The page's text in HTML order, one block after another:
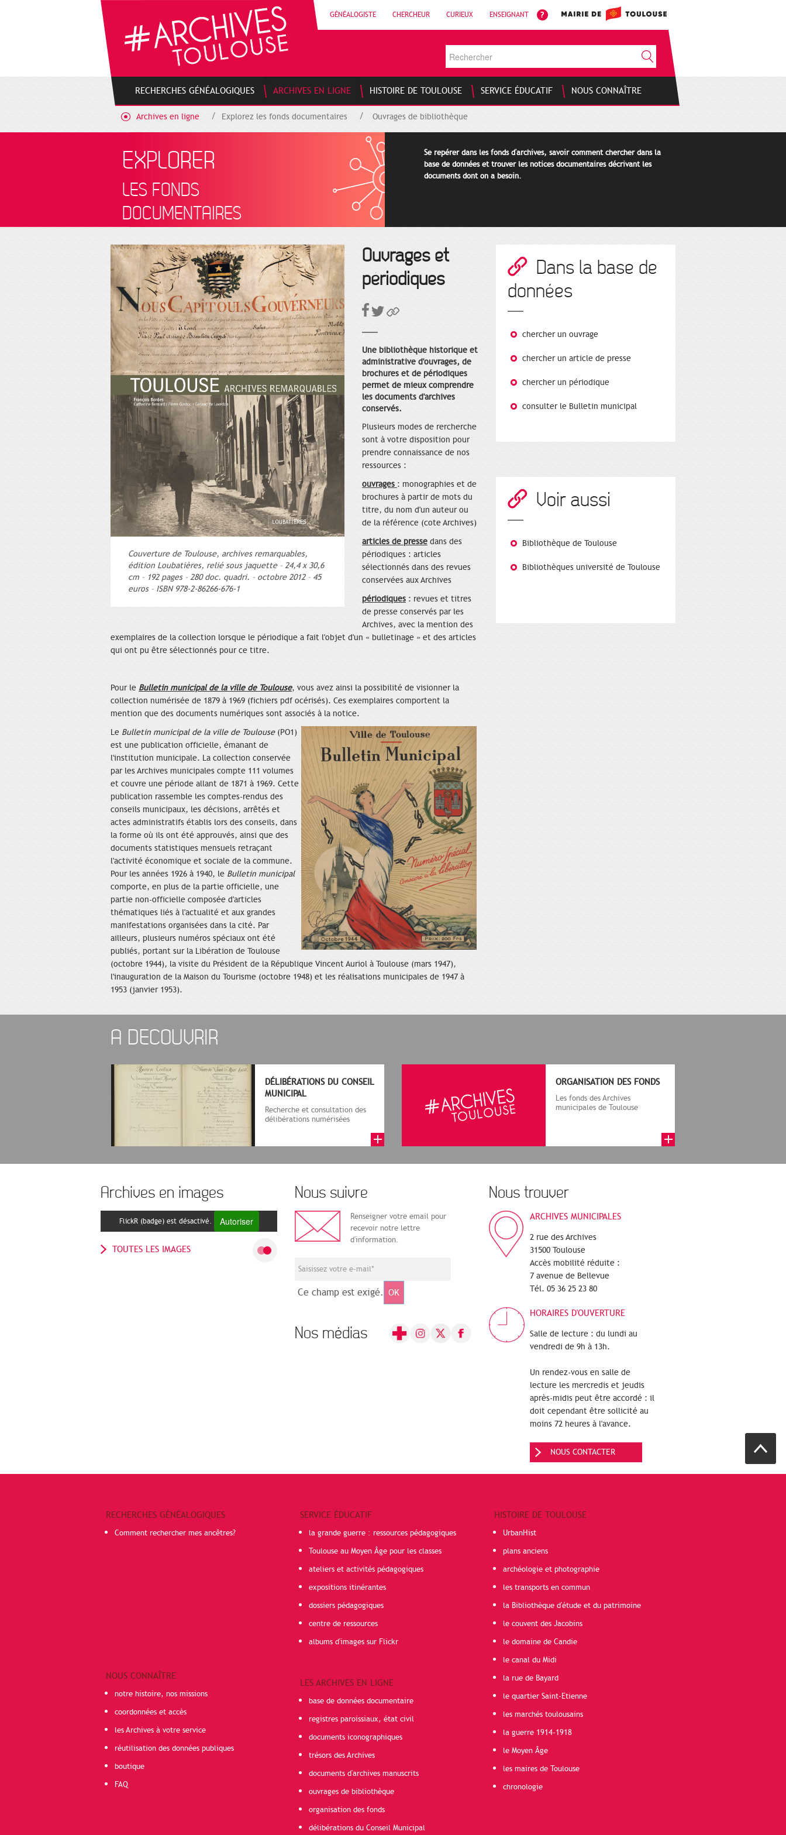
GÉNÉALOGISTE CHERCHEUR CURIEUX ENSEIGNANT
RECHERCHES GÉNÉALOGIQUES ARCHIVES EN LIGNE HISTOIRE DE TOULOUSE SERVICE ÉDUCATIF NOUS CONNAÎTRE
Archives en ligne Explorez les fonds documentaires Ouvrages de bibliothèque
EXPLORER
LES FONDS
DOCUMENTAIRES
Se repérer dans les fonds d'archives, savoir comment chercher dans la
base de données et trouver les notices documentaires décrivant les
documents dont on a besoin.
Couverture de Toulouse, archives remarquables,
édition Loubatières, relié sous jaquette – 24,4 x 30,6
cm – 192 pages – 280 doc. quadri. – octobre 2012 – 45
euros – ISBN 978-2-86266-676-1
Ouvrages et
périodiques
Une bibliothèque historique et
administrative d'ouvrages, de
brochures et de périodiques
permet de mieux comprendre
les documents d'archives
conservés.
Plusieurs modes de rercherche
sont à votre disposition pour
prendre connaissance de nos
ressources :
ouvrages : monographies et de
brochures à partir de mots du
titre, du nom d'un auteur ou
de la référence (cote Archives)
articles de presse dans des
périodiques : articles
sélectionnés dans des revues
conservées aux Archives
périodiques : revues et titres
de presse conservés par les
Archives, avec la mention des
exemplaires de la collection lorsque le périodique a fait l'objet d'un « bulletinage » et des articles
qui ont pu être sélectionnés pour ce titre.
Pour le Bulletin municipal de la ville de Toulouse, vous avez ainsi la possibilité de visionner la
collection numérisée de 1879 à 1969 (fichiers pdf océrisés). Ces exemplaires comportent la
mention que des documents numériques sont associés à la notice.
Le Bulletin municipal de la ville de Toulouse(PO1)
est une publication officielle, émanant de
l'institution municipale. La collection conservée
par les Archives municipales compte 111 volumes
et couvre une période allant de 1871 à 1969. Cette
publication rassemble les comptes-rendus des
conseils municipaux, les décisions, arrêtés et
actes administratifs établis lors des conseils, dans
la forme où ils ont été approuvés, ainsi que des
documents statistiques mensuels retraçant
l'activité économique et sociale de la commune.
Pour les années 1926 à 1940, le Bulletin municipal
comporte, en plus de la partie officielle, une
partie non-officielle composée d'articles
thématiques liés à l'actualité et aux grandes
manifestations organisées dans la cité. Par
ailleurs, plusieurs numéros spéciaux ont été
publiés, portant sur la Libération de Toulouse
(octobre 1944), la visite du Président de la République Vincent Auriol à Toulouse (mars 1947),
l'inauguration de la Maison du Tourisme (octobre 1948) et les réalisations municipales de 1947 à
1953 (janvier 1953).
Dans la base de
données
chercher un ouvrage
chercher un article de presse
chercher un périodique
consulter le Bulletin municipal
Voir aussi
Bibliothèque de Toulouse
Bibliothèques université de Toulouse
A DECOUVRIR
DÉLIBÉRATIONS DU CONSEIL
MUNICIPAL
Recherche et consultation des
délibérations numérisées
ORGANISATION DES FONDS
Les fonds des Archives
municipales de Toulouse
Archives en images
FlickR (badge) est désactivé. Autoriser
TOUTES LES IMAGES
Nous suivre
Renseigner votre email pour
recevoir notre lettre
d'information.
Ce champ est exigé. OK
Nos médias
Nous trouver
ARCHIVES MUNICIPALES
2 rue des Archives
31500 Toulouse
Accès mobilité réduite :
7 avenue de Bellevue
Tél. 05 36 25 23 80
HORAIRES D'OUVERTURE
Salle de lecture : du lundi au
vendredi de 9h à 13h.
Un rendez-vous en salle de
lecture les mercredis et jeudis
après-midis peut être accordé : il
doit cependant être sollicité au
moins 72 heures à l'avance.
NOUS CONTACTER
RECHERCHES GÉNÉALOGIQUES
Comment rechercher mes ancêtres?
NOUS CONNAÎTRE
notre histoire, nos missions
coordonnées et accès
les Archives à votre service
réutilisation des données publiques
boutique
FAQ
SERVICE ÉDUCATIF
la grande guerre : ressources pédagogiques
Toulouse au Moyen Âge pour les classes
ateliers et activités pédagogiques
expositions itinérantes
dossiers pédagogiques
centre de ressources
albums d'images sur Flickr
LES ARCHIVES EN LIGNE
base de données documentaire
registres paroissiaux, état civil
documents iconographiques
trésors des Archives
documents d'archives manuscrits
ouvrages de bibliothèque
organisation des fonds
délibérations du Conseil Municipal
HISTOIRE DE TOULOUSE
UrbanHist
plans anciens
archéologie et photographie
les transports en commun
la Bibliothèque d'étude et du patrimoine
le couvent des Jacobins
le domaine de Candie
le canal du Midi
la rue de Bayard
le quartier Saint-Etienne
les marchés toulousains
la guerre 1914-1918
le Moyen Âge
les maires de Toulouse
chronologie
Gestion de vos préférences sur les cookies